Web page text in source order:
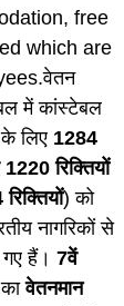
free
which are
में कांस्टेबल
लिए 1284
रिक्तियों
) को
नागरिकों से
हैं। 7वें
का वेतनमान